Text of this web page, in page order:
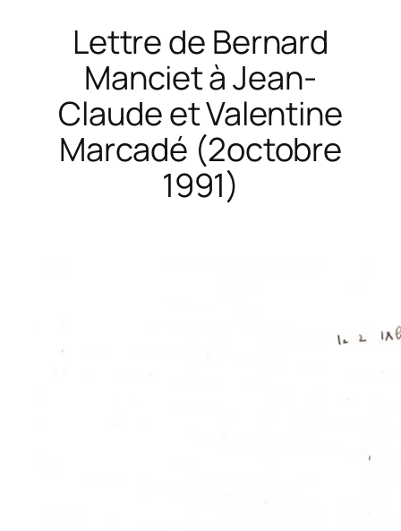
Lettre de Bernard
Manciet à Jean-
Claude et Valentine
Marcadé (2octobre
1991)